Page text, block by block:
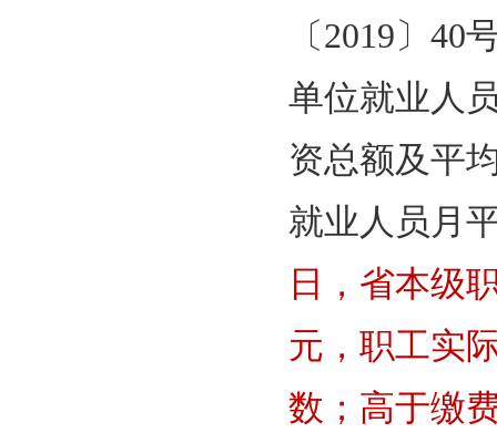
〔2019〕
单位就业人
资总额及平
就业人员月
日，省本级
元，职工实
数；高于缴